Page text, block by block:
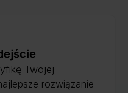
Twojej
rozwiązanie